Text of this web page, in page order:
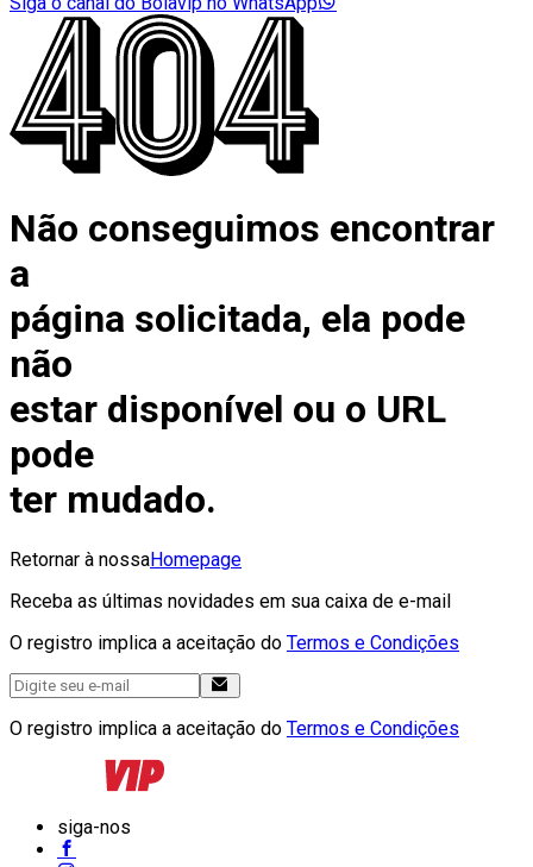
Não conseguimos encontrar
a
página solicitada, ela pode
não
estar disponível ou o URL
pode
ter mudado.
Retornar à nossaHomepage
Receba as últimas novidades em sua caixa de e-mail
O registro implica a aceitação do Termos e Condições
O registro implica a aceitação do Termos e Condições
siga-nos